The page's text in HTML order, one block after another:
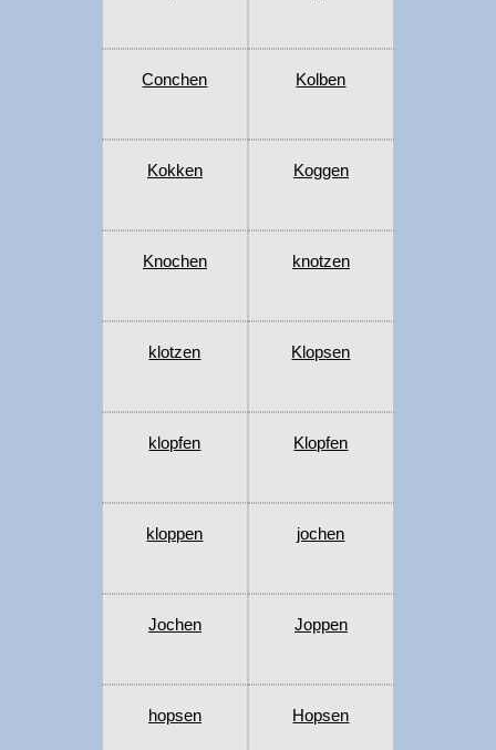
Conchen Kolben
Kokken Koggen
Knochen knotzen
klotzen Klopsen
klopfen Klopfen
kloppen jochen
Jochen Joppen
hopsen Hopsen